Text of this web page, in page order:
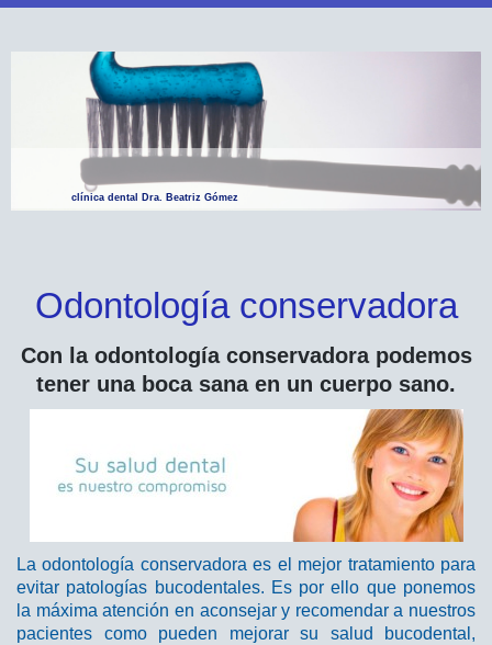
clínica dental Dra. Beatriz Gómez
Odontología conservadora
Con la odontología conservadora podemos
tener una boca sana en un cuerpo sano.
La odontología conservadora es el mejor tratamiento para
evitar patologías bucodentales. Es por ello que ponemos
la máxima atención en aconsejar y recomendar a nuestros
pacientes como pueden mejorar su salud bucodental,